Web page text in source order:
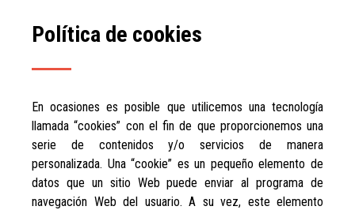
Política de cookies
En ocasiones es posible que utilicemos una tecnología
llamada “cookies” con el fin de que proporcionemos una
serie de contenidos y/o servicios de manera
personalizada. Una “cookie” es un pequeño elemento de
datos que un sitio Web puede enviar al programa de
navegación Web del usuario. A su vez, este elemento